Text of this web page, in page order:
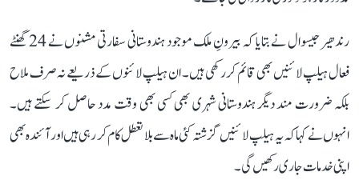
رندھیر جیسوال نے بتایا کہ بیرونِ ملک موجود ہندوستانی سفارتی مشنوں نے 24 گھنٹے
فعال ہیلپ لائنیں بھی قائم کر رکھی ہیں۔ ان ہیلپ لائنوں کے ذریعے نہ صرف ملاح
بلکہ ضرورت مند دیگر ہندوستانی شہری بھی کسی بھی وقت مدد حاصل کر سکتے ہیں۔
انہوں نے کہا کہ یہ ہیلپ لائنیں گزشتہ کئی ماہ سے بلا تعطل کام کر رہی ہیں اور آئندہ بھی
اپنی خدمات جاری رکھیں گی۔